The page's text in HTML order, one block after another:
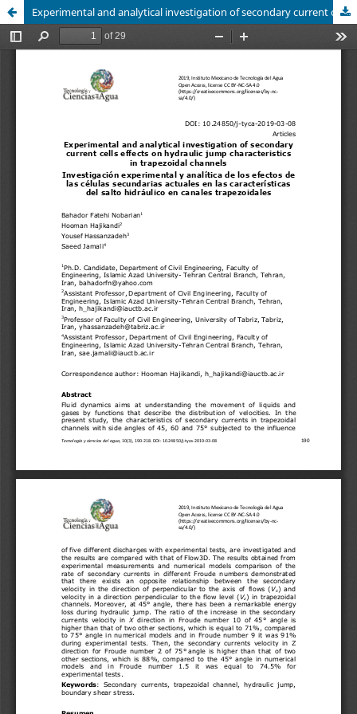
Experimental and analytical investigation of secondary current cells effects on hydraulic jump characteristics in trapezoidal channels / Investigación experimental y analítica de los efectos de las células secundarias actuales en las características del salto hidráulico en canales trapezoidales